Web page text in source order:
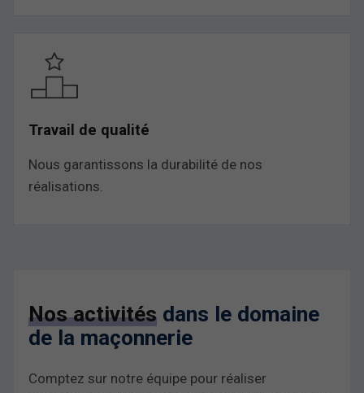
Travail de qualité
Nous garantissons la durabilité de nos
réalisations.
Nos activités dans le domaine
de la maçonnerie
Comptez sur notre équipe pour réaliser